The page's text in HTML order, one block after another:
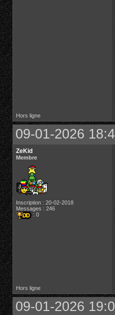
Hors ligne
09-01-2026
ZeKid
Membre
Inscription : 20-02-2018
Messages : 246
: 0
Hors ligne
09-01-2026